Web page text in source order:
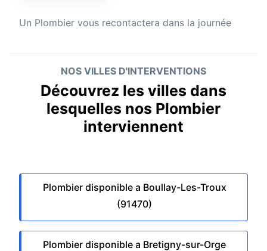
Un Plombier vous recontactera dans la journée
NOS VILLES D'INTERVENTIONS
Découvrez les villes dans
lesquelles nos Plombier
interviennent
Plombier disponible a Boullay-Les-Troux
(91470)
Plombier disponible a Bretigny-sur-Orge